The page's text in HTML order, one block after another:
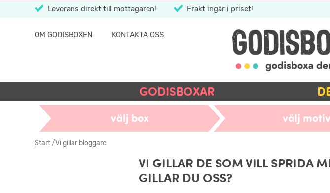
Leverans direkt till mottagaren! Frakt ingår i priset!
OM GODISBOXEN KONTAKTA OSS
GODISBOXAR
välj box välj motiv
Start/Vi gillar bloggare
VI GILLAR DE SOM VILL SPRIDA
GILLAR DU OSS?